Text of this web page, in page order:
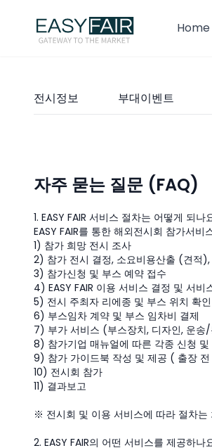
Home
전시정보 부대이벤트
자주 묻는 질문 (FAQ)
1. EASY FAIR 서비스 절차는 어떻게 되나
EASY FAIR를 통한 해외전시회 참가서비
1) 참가 희망 전시 조사
2) 참가 전시 결정, 소요비용산출 (견적
3) 참가신청 및 부스 예약 접수
4) EASY FAIR 이용 서비스 결정 및 서비
5) 전시 주최자 리에종 및 부스 위치 확
6) 부스임차 계약 및 부스 임차비 결제
7) 부가 서비스 (부스장치, 디자인, 운송
8) 참가기업 매뉴얼에 따른 각종 신청 및
9) 참가 가이드북 작성 및 제공 ( 출장
10) 전시회 참가
11) 결과보고
※ 전시회 및 이용 서비스에 따라 절차는
2. EASY FAIR의 어떤 서비스를 제공하나